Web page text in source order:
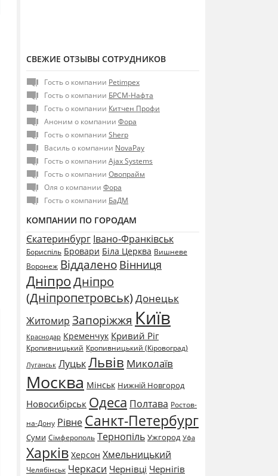
СВЕЖИЕ ОТЗЫВЫ СОТРУДНИКОВ
Гость о компании Petimpex
Гость о компании БРСМ-Нафта
Гость о компании Китчен Профи
Аноним о компании Фора
Гость о компании Sherp
Василь о компании NovaPay
Гость о компании Ajax Systems
Гость о компании Овопрайм
Оля о компании Фора
Гость о компании БаДМ
КОМПАНИИ ПО ГОРОДАМ
Єкатеринбург Івано-Франківськ
Бориспіль Бровари Біла Церква Вишневе
Воронеж Віддалено Вінниця
ДніпроДніпро
(Дніпропетровськ) Донецьк
Житомир Запоріжжя Київ
Краснодар Кременчук Кривий Ріг
Кропивницький Кропивницький (Кіровоград)
Луганськ ЛуцькЛьвів Миколаїв
Москва Мінськ Нижній Новгород
Новосибірськ Одеса Полтава Ростов-
на-Дону Рівне Санкт-Петербург
Суми Сімферополь Тернопіль Ужгород Уфа
Харків Херсон Хмельницький
Челябінськ Черкаси Чернівці Чернігів